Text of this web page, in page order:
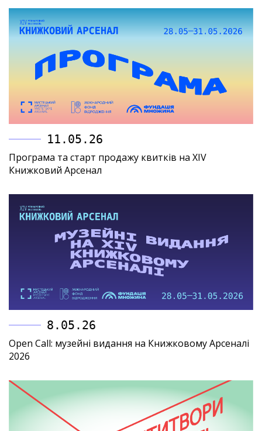
11.05.26
Програма та старт продажу квитків на XIV
Книжковий Арсенал
8.05.26
Open Call: музейні видання на Книжковому Арсеналі
2026